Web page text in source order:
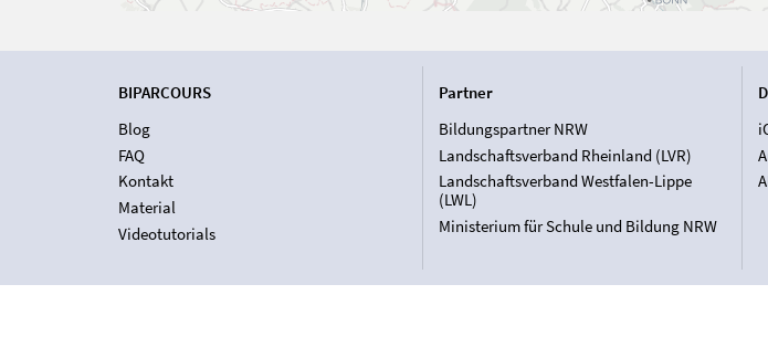
BIPARCOURS
Blog
FAQ
Kontakt
Material
Videotutorials
Partner
Bildungspartner NRW
Landschaftsverband Rheinland (LVR)
Landschaftsverband Westfalen-Lippe
(LWL)
Ministerium für Schule und Bildung NRW